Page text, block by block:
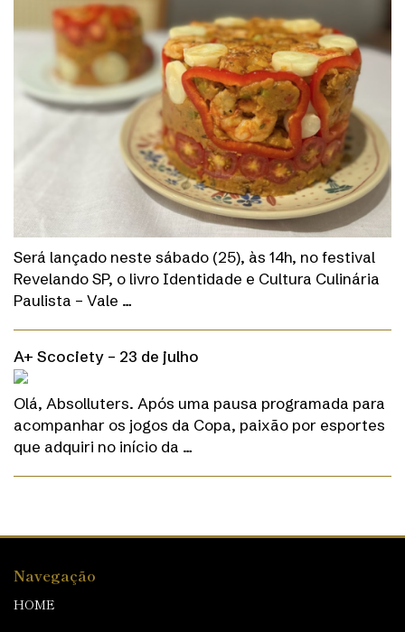
Será lançado neste sábado (25), às 14h, no festival
Revelando SP, o livro Identidade e Cultura Culinária
Paulista – Vale …
A+ Scociety – 23 de julho
Olá, Absolluters. Após uma pausa programada para
acompanhar os jogos da Copa, paixão por esportes
que adquiri no início da …
Navegação
HOME